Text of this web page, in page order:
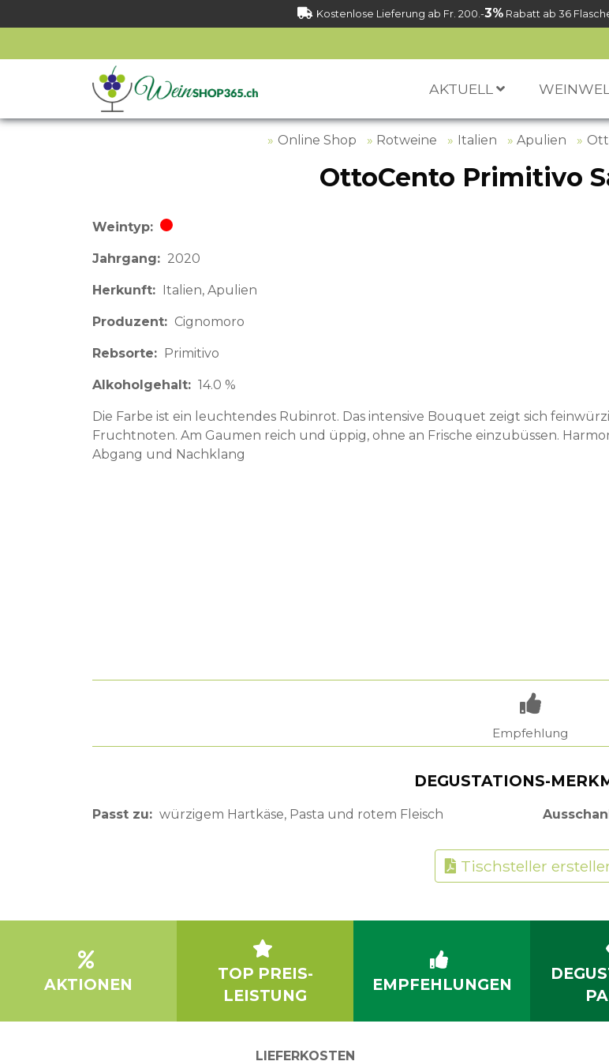
Kostenlose Lieferung ab Fr. 200.-3%Rabatt ab 36
AKTUELL
Online Shop Rotweine Italien Apulien
OttoCento Primitivo
Weintyp Rotwein
Jahrgang 2020
Herkunft Italien Apulien
Produzent Cignomoro
Rebsorte Primitivo
Alkoholgehalt 14.0 %
Die Farbe ist ein leuchtendes Rubinrot. Das intensive Bouquet zeigt sich
Fruchtnoten. Am Gaumen reich und üppig, ohne an Frische einzubüssen.
Abgang und Nachklang
Empfehlung
DEGUSTATIONS-
Passt zu würzigem Hartkäse, Pasta und rotem Fleisch
Tischsteller
AKTIONEN
TOP PREIS-
LEISTUNG
EMPFEHLUNGEN
LIEFERKOSTEN